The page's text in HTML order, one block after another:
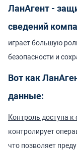
ЛанАгент -
сведений
играет большую
безопасности и
Вот как
данные:
Контроль доступа
контролирует
что позволяет